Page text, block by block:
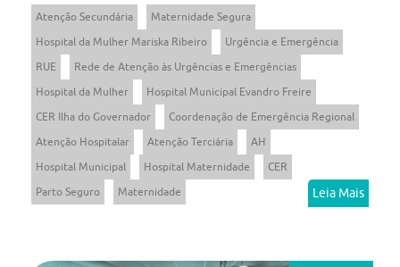
Atenção Secundária
Maternidade Segura
Hospital da Mulher Mariska Ribeiro
Urgência e Emergência
RUE
Rede de Atenção às Urgências e Emergências
Hospital da Mulher
Hospital Municipal Evandro Freire
CER Ilha do Governador
Coordenação de Emergência Regional
Atenção Hospitalar
Atenção Terciária
AH
Hospital Municipal
Hospital Maternidade
CER
Parto Seguro
Maternidade Leia Mais